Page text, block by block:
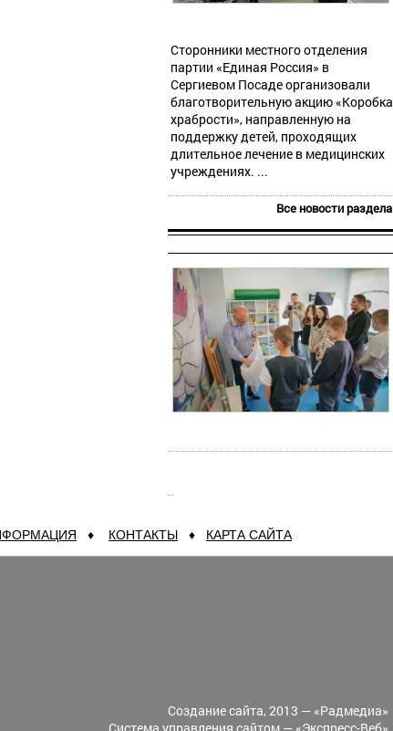
Сторонники местного отделения
партии «Единая Россия» в
Сергиевом Посаде организовали
благотворительную акцию «Коробка
храбрости», направленную на
поддержку детей, проходящих
длительное лечение в медицинских
учреждениях. ...
Все новости раздела
♦ КОНТАКТЫ ♦ КАРТА САЙТА
Создание сайта, 2013 — «Радмедиа»